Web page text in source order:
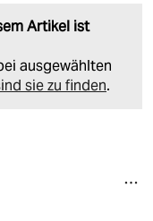
Artikel ist
ausgewählten
sie zu finden.